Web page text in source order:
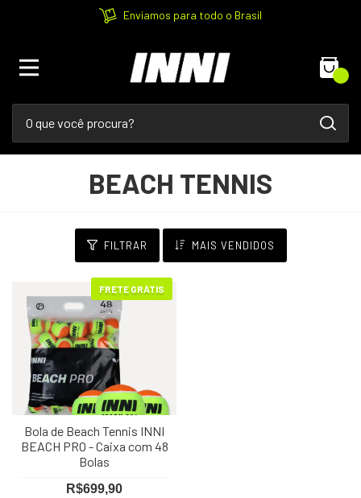
Enviamos para todo o Brasil
BEACH TENNIS
FILTRAR MAIS VENDIDOS
FRETE GRÁTIS
Bola de Beach Tennis INNI
BEACH PRO - Caixa com 48
Bolas
R$699,90